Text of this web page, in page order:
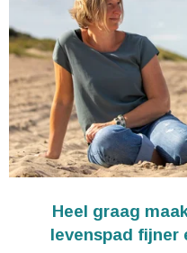
Heel graag
levenspad fijner